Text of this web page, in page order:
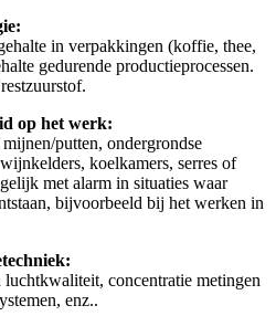
in verpakkingen (koffie, thee,
gedurende productieprocessen.
op het werk:
putten, ondergrondse
koelkamers, serres of
met alarm in situaties waar
bijvoorbeeld bij het werken in
concentratie metingen
enz..